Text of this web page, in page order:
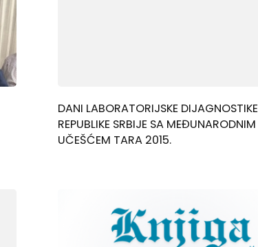
DANI LABORATORIJSKE DIJAGNOSTIKE
REPUBLIKE SRBIJE SA MEĐUNARODNIM
UČEŠĆEM TARA 2015.